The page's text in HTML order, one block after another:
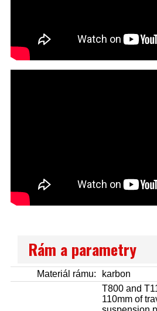
Rám a parametry
Materiál rámu:
karbon
T800 and
110mm of